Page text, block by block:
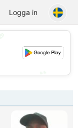
Logga in